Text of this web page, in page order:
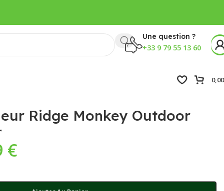
Une question ?
+33 9 79 55 13 60
Ridge Monkey Outdoor
€